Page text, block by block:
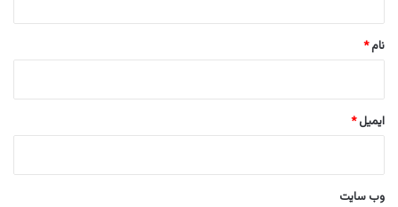
نام*
ایمیل*
وب‌ سایت